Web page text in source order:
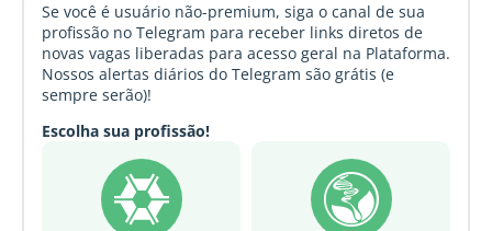
Se você é usuário não-premium, siga o canal de sua
profissão no Telegram para receber links diretos de
novas vagas liberadas para acesso geral na Plataforma.
Nossos alertas diários do Telegram são grátis (e
sempre serão)!
Escolha sua profissão!